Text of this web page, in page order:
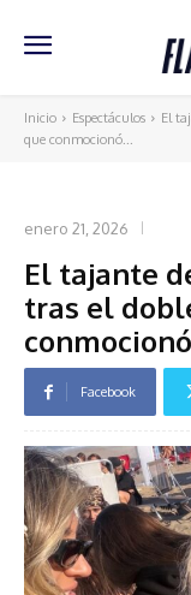
Inicio Espectáculos
El
que conmocionó...
enero 21, 2026
El tajante
tras el
Facebook